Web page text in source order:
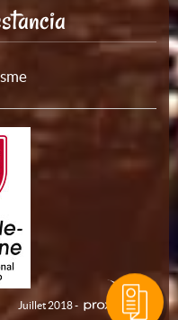
Juillet 2018 -